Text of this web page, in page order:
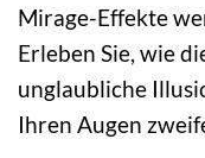
Mirage-Effekte
Erleben Sie, wie
unglaubliche
Ihren Augen